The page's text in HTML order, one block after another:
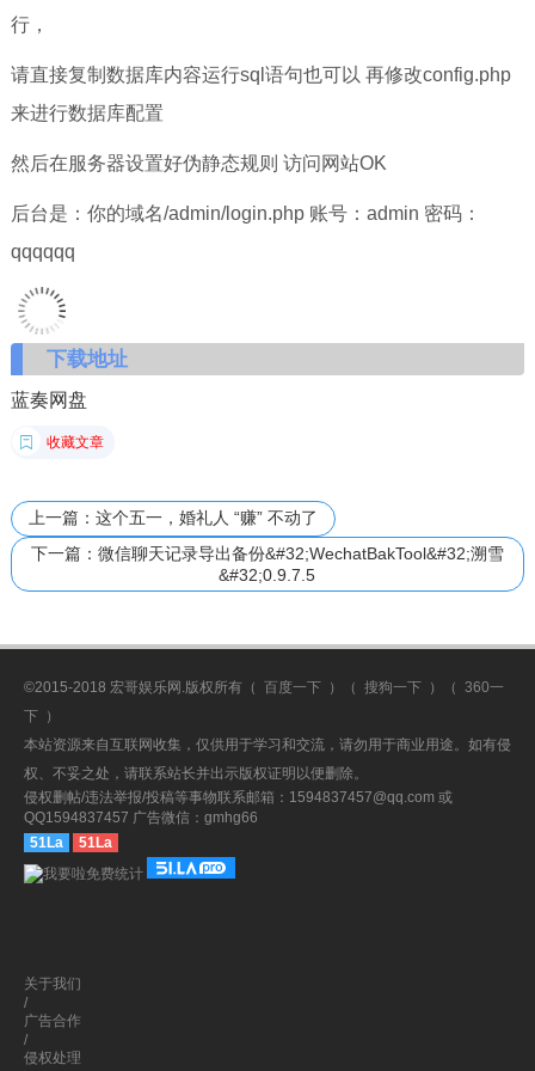
行，
请直接复制数据库内容运行sql语句也可以 再修改config.php
来进行数据库配置
然后在服务器设置好伪静态规则 访问网站OK
后台是：你的域名/admin/login.php 账号：admin 密码：
qqqqqq
下载地址
蓝奏网盘
收藏文章
上一篇：这个五一，婚礼人 “赚” 不动了
下一篇：微信聊天记录导出备份&#32;WechatBakTool&#32;溯雪
&#32;0.9.7.5
©2015-2018 宏哥娱乐网.版权所有（ 百度一下 ）（ 搜狗一下 ）（ 360一
下 ）
本站资源来自互联网收集，仅供用于学习和交流，请勿用于商业用途。如有侵
权、不妥之处，请联系站长并出示版权证明以便删除。
侵权删帖/违法举报/投稿等事物联系邮箱：1594837457@qq.com 或
QQ1594837457 广告微信：gmhg66
51La
51La
关于我们
/
广告合作
/
侵权处理